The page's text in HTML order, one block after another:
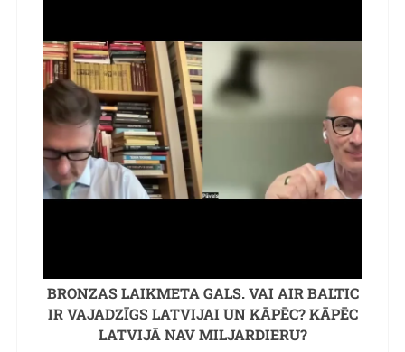
BRONZAS LAIKMETA GALS. VAI AIR BALTIC
IR VAJADZĪGS LATVIJAI UN KĀPĒC? KĀPĒC
LATVIJĀ NAV MILJARDIERU?